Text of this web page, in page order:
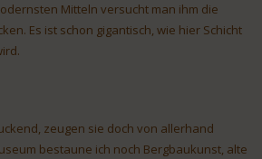
Mitteln versucht man ihm die
Es ist schon gigantisch, wie hier Schicht
zeugen sie doch von allerhand
bestaune ich noch Bergbaukunst, alte